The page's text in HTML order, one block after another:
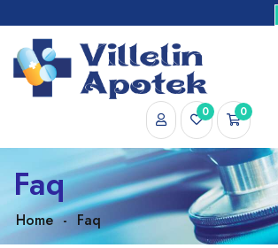
0 0
Faq
Home - Faq